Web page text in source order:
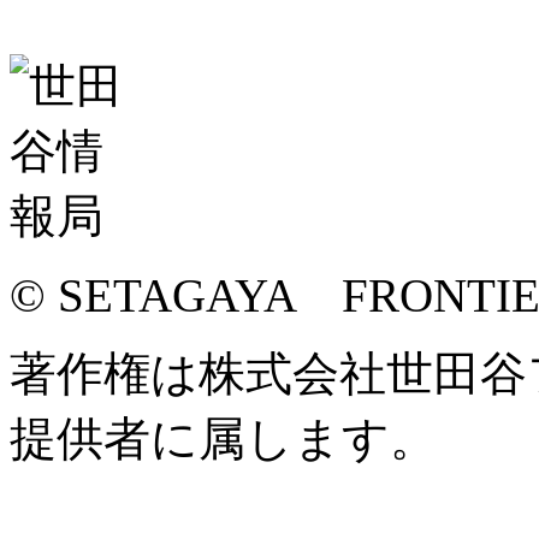
© SETAGAYA
著作権は株式会社世田
提供者に属します。